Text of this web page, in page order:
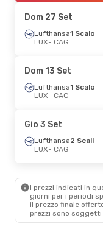
Lufthansa1 Scalo
CAG- LUX
Lun 7 Set- Lun 14
LUX- CAG
1 Scalo
CAG
- LUX
Gio 15 Ott
Lufthansa1 Scalo
LUX - CAG
Sab 26 Set- Lun
1 Scalo
Dom 27 Set
Lufthansa1 Scalo
LUX- CAG
Dom 13 Set
Lufthansa1 Scalo
LUX- CAG
Gio 3 Set
Lufthansa2 Scali
LUX- CAG
I prezzi indicati in
giorni per i periodi
il ​​prezzo finale
prezzi sono